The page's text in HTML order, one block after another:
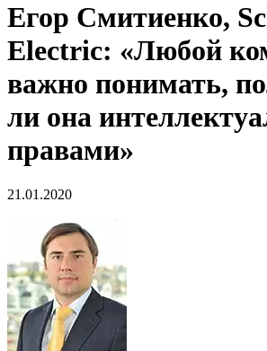
Егор Смитиенко,
Electric: «Любой
важно понимать,
ли она
правами»
21.01.2020